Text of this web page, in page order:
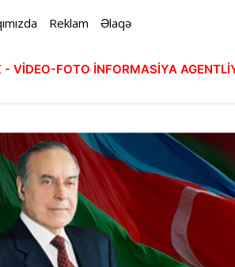
Reklam Əlaqə
VİDEO-FOTO İNFORMASİYA